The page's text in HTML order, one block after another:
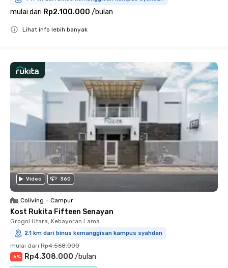
mulai dari Rp2.100.000 /bulan
Lihat info lebih banyak
Video 360
Coliving • Campur
Kost Rukita Fifteen Senayan
Grogol Utara, Kebayoran Lama
2.1 km dari binus kemanggisan kampus syahdan
mulai dari Rp4.568.000
-5% Rp4.308.000 /bulan